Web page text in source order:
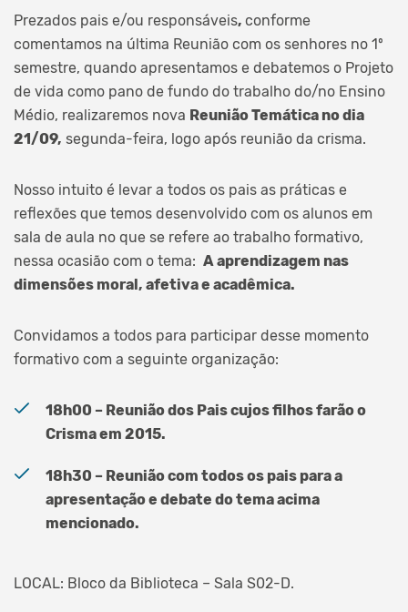
Prezados pais e/ou responsáveis, conforme
comentamos na última Reunião com os senhores no 1º
semestre, quando apresentamos e debatemos o Projeto
de vida como pano de fundo do trabalho do/no Ensino
Médio, realizaremos nova Reunião Temática no dia
21/09, segunda-feira, logo após reunião da crisma.
Nosso intuito é levar a todos os pais as práticas e
reflexões que temos desenvolvido com os alunos em
sala de aula no que se refere ao trabalho formativo,
nessa ocasião com o tema: A aprendizagem nas
dimensões moral, afetiva e acadêmica.
Convidamos a todos para participar desse momento
formativo com a seguinte organização:
18h00 – Reunião dos Pais cujos filhos farão o
Crisma em 2015.
18h30 – Reunião com todos os pais para a
apresentação e debate do tema acima
mencionado.
LOCAL: Bloco da Biblioteca – Sala S02-D.